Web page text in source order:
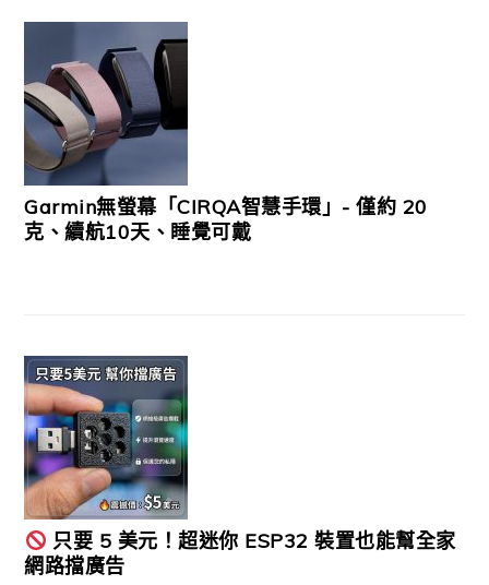
Garmin無螢幕「CIRQA智慧手環」- 僅約 20
克、續航10天、睡覺可戴
只要 5 美元！超迷你 ESP32 裝置也能幫全家
網路擋廣告